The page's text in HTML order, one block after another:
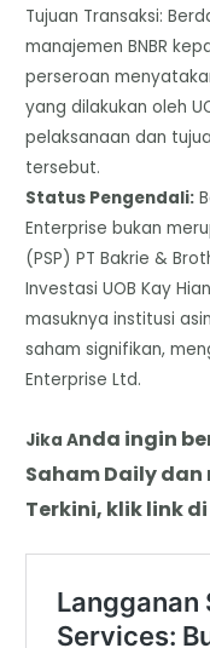
​Tujuan Transaksi:
manajemen BNBR
perseroan
yang dilakukan oleh
pelaksanaan dan
tersebut.
​Status Pengendali:
Enterprise bukan
(PSP) PT Bakrie &
Investasi UOB Kay
masuknya institusi
saham signifikan,
Enterprise Ltd.
Jika Anda ingin
Saham Daily
Terkini, klik link